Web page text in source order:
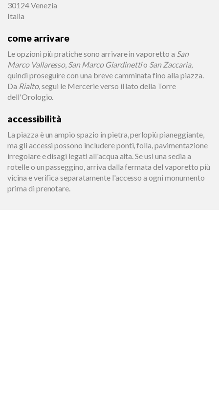
30124 Venezia
Italia
come arrivare
Le opzioni più pratiche sono arrivare in vaporetto a San
Marco Vallaresso, San Marco Giardinettio San Zaccaria,
quindi proseguire con una breve camminata fino alla piazza.
Da Rialto, segui le Mercerie verso il lato della Torre
dell'Orologio.
accessibilità
La piazza è un ampio spazio in pietra, perlopiù pianeggiante,
ma gli accessi possono includere ponti, folla, pavimentazione
irregolare e disagi legati all'acqua alta. Se usi una sedia a
rotelle o un passeggino, arriva dalla fermata del vaporetto più
vicina e verifica separatamente l'accesso a ogni monumento
prima di prenotare.